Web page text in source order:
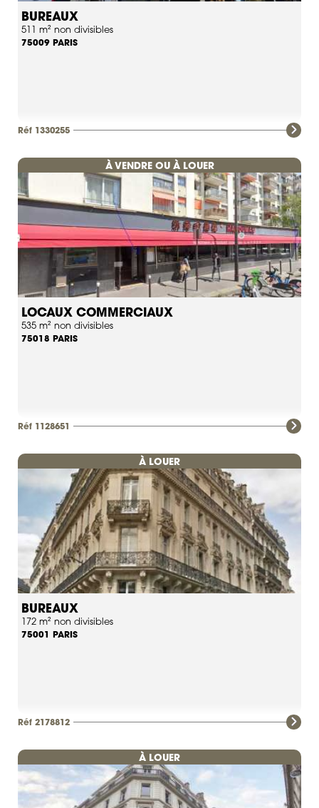
BUREAUX
511 m² non divisibles
75009 PARIS
Réf 1330255
À VENDRE OU À LOUER
LOCAUX COMMERCIAUX
535 m² non divisibles
75018 PARIS
Réf 1128651
À LOUER
BUREAUX
172 m² non divisibles
75001 PARIS
Réf 2178812
À LOUER